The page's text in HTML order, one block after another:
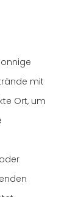
mit
Ort, um